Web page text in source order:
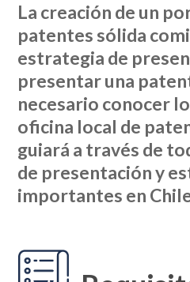
La creación de un
patentes sólida
estrategia de
presentar una
necesario conocer
oficina local de
guiará a través de
de presentación y
importantes en